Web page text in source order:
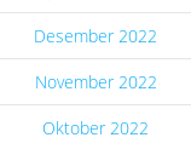
Desember 2022
November 2022
Oktober 2022